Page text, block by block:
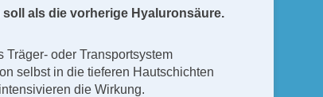
als die vorherige Hyaluronsäure.
oder Transportsystem
selbst in die tieferen Hautschichten
die Wirkung.